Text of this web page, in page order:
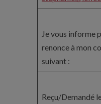
Je vous informe
renonce à mon
suivant :
Reçu/Demandé